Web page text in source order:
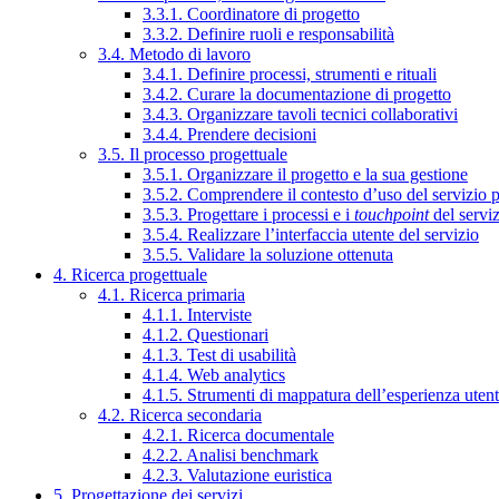
3.3.1. Coordinatore di progetto
3.3.2. Definire ruoli e responsabilità
3.4. Metodo di lavoro
3.4.1. Definire processi, strumenti e rituali
3.4.2. Curare la documentazione di progetto
3.4.3. Organizzare tavoli tecnici collaborativi
3.4.4. Prendere decisioni
3.5. Il processo progettuale
3.5.1. Organizzare il progetto e la sua gestione
3.5.2. Comprendere il contesto d’uso del servizio
3.5.3. Progettare i processi e i touchpointdel
3.5.4. Realizzare l’interfaccia utente del servizio
3.5.5. Validare la soluzione ottenuta
4. Ricerca progettuale
4.1. Ricerca primaria
4.1.1. Interviste
4.1.2. Questionari
4.1.3. Test di usabilità
4.1.4. Web analytics
4.1.5. Strumenti di mappatura dell’esperienza
4.2. Ricerca secondaria
4.2.1. Ricerca documentale
4.2.2. Analisi benchmark
4.2.3. Valutazione euristica
5. Progettazione dei servizi